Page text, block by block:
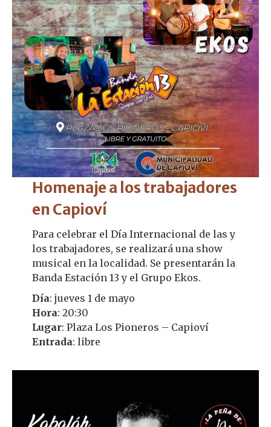
Homenaje a los trabajadores
en Capioví
Para celebrar el Día Internacional de las y
los trabajadores, se realizará una show
musical en la localidad. Se presentarán la
Banda Estación 13 y el Grupo Ekos.
Día: jueves 1 de mayo
Hora: 20:30
Lugar: Plaza Los Pioneros – Capioví
Entrada: libre